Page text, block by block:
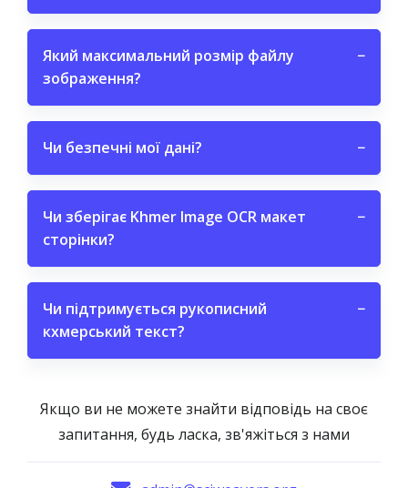
Який максимальний розмір файлу
зображення?
−
Чи безпечні мої дані? −
Чи зберігає Khmer Image OCR макет
сторінки?
−
Чи підтримується рукописний
кхмерський текст?
−
Якщо ви не можете знайти відповідь на своє
запитання, будь ласка, зв'яжіться з нами